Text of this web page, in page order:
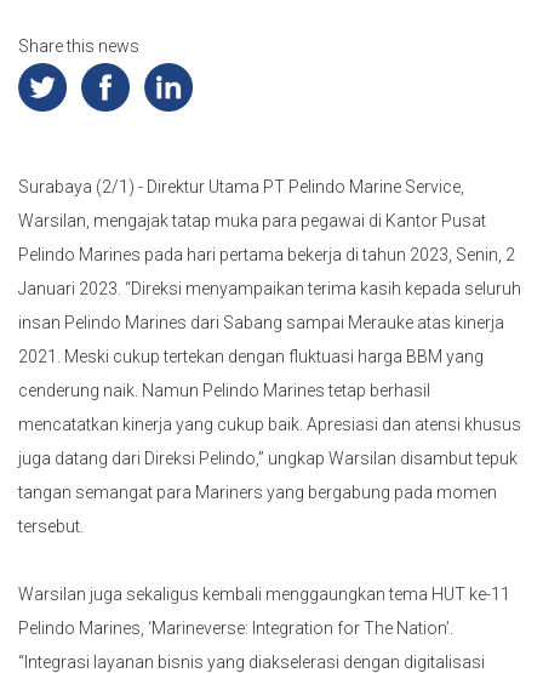
Share this news
Surabaya (2/1) - Direktur Utama PT Pelindo Marine Service,
Warsilan, mengajak tatap muka para pegawai di Kantor Pusat
Pelindo Marines pada hari pertama bekerja di tahun 2023, Senin, 2
Januari 2023. “Direksi menyampaikan terima kasih kepada seluruh
insan Pelindo Marines dari Sabang sampai Merauke atas kinerja
2021. Meski cukup tertekan dengan fluktuasi harga BBM yang
cenderung naik. Namun Pelindo Marines tetap berhasil
mencatatkan kinerja yang cukup baik. Apresiasi dan atensi khusus
juga datang dari Direksi Pelindo,” ungkap Warsilan disambut tepuk
tangan semangat para Mariners yang bergabung pada momen
tersebut.
Warsilan juga sekaligus kembali menggaungkan tema HUT ke-11
Pelindo Marines, ‘Marineverse: Integration for The Nation’.
“Integrasi layanan bisnis yang diakselerasi dengan digitalisasi